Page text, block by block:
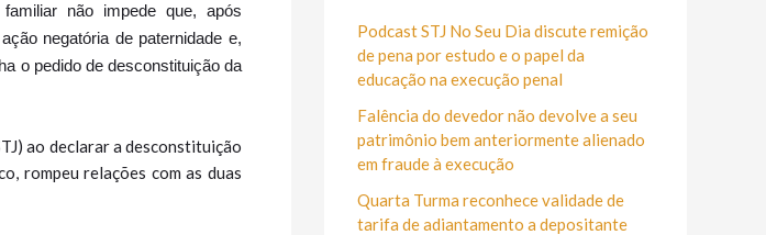
não impede que, após
negatória de paternidade e,
o pedido de desconstituição da
ao declarar a desconstituição
rompeu relações com as duas
s
a
r
p
o
r
:
Podcast STJ No Seu Dia discute remição
de pena por estudo e o papel da
educação na execução penal
Falência do devedor não devolve a seu
patrimônio bem anteriormente alienado
em fraude à execução
Quarta Turma reconhece validade de
tarifa de adiantamento a depositante